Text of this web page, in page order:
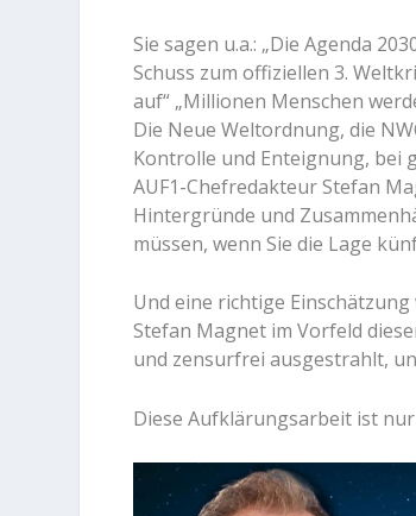
Sie sagen u.a.: „Die Agenda
Schuss zum offiziellen 3.
auf“ „Millionen Menschen
Die Neue Weltordnung, die
Kontrolle und Enteignung, bei
AUF1-Chefredakteur Stefan
Hintergründe und
müssen, wenn Sie die Lage
Und eine richtige
Stefan Magnet im Vorfeld
und zensurfrei ausgestrahlt,
Diese Aufklärungsarbeit ist